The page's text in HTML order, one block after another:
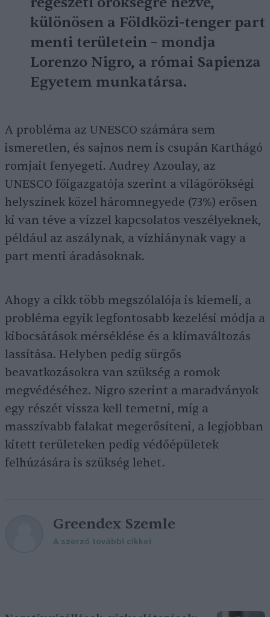
különösen a Földközi-tenger part
menti területein – mondja
Lorenzo Nigro, a római Sapienza
Egyetem munkatársa.
A probléma az UNESCO számára sem
ismeretlen, és sajnos nem is csupán Karthágó
romjait fenyegeti. Audrey Azoulay, az
UNESCO főigazgatója szerint a világörökségi
helyszínek közel háromnegyede (73%) erősen
ki van téve a vízzel kapcsolatos veszélyeknek,
például az aszálynak, a vízhiánynak vagy a
part menti áradásoknak.
Ahogy a cikk több megszólalója is kiemeli, a
probléma egyik legfontosabb kezelési módja a
kibocsátások mérséklése és a klímaváltozás
lassítása. Helyben pedig sürgős
beavatkozásokra van szükség a romok
megvédéséhez. Nigro szerint a maradványok
egy részét vissza kell temetni, míg a
masszívabb falakat megerősíteni, a legjobban
kitett területeken pedig védőépületek
felhúzására is szükség lehet.
Greendex Szemle
A szerző további cikkei